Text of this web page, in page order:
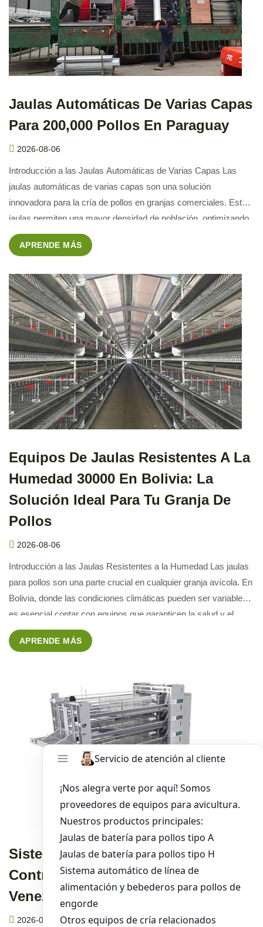
Jaulas Automáticas De Varias Capas
Para 200,000 Pollos En Paraguay
2026-08-06
Introducción a las Jaulas Automáticas de Varias Capas Las
jaulas automáticas de varias capas son una solución
innovadora para la cría de pollos en granjas comerciales. Estas
jaulas permiten una mayor densidad de población, optimizando
el uso del espacio y reduciendo costos operativos. En este
artículo, exploraremos cómo estas jaulas pueden ser ideales
APRENDE MÁS
Equipos De Jaulas Resistentes A La
Humedad 30000 En Bolivia: La
Solución Ideal Para Tu Granja De
Pollos
2026-08-06
Introducción a las Jaulas Resistentes a la Humedad Las jaulas
para pollos son una parte crucial en cualquier granja avícola. En
Bolivia, donde las condiciones climáticas pueden ser variables,
es esencial contar con equipos que garanticen la salud y el
bienestar de los animales. Las jaulas resistentes a la humedad
son la solución perfecta para […]
APRENDE MÁS
Sistema De Jaulas Automáticas Con
Control Climático 20000 En
Venezuela
2026-08-06